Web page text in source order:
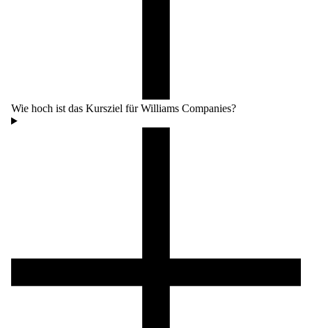
Wie hoch ist das Kursziel für Williams Companies?